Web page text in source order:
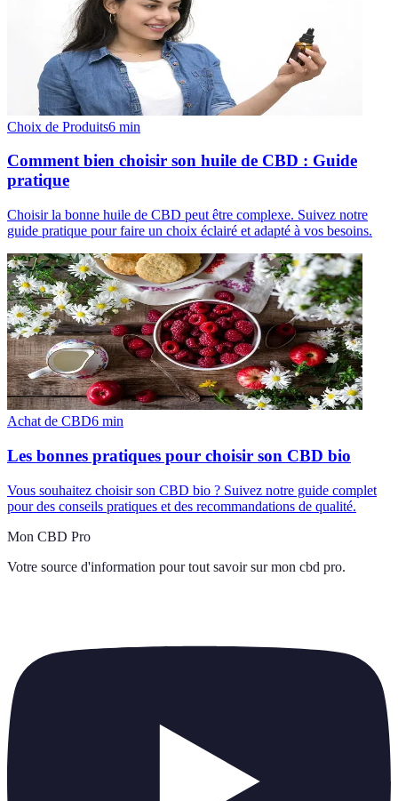
Choix de Produits6 min
Comment bien choisir son huile de CBD : Guide
pratique
Choisir la bonne huile de CBD peut être complexe. Suivez notre
guide pratique pour faire un choix éclairé et adapté à vos besoins.
Achat de CBD6 min
Les bonnes pratiques pour choisir son CBD bio
Vous souhaitez choisir son CBD bio ? Suivez notre guide complet
pour des conseils pratiques et des recommandations de qualité.
Mon CBD Pro
Votre source d'information pour tout savoir sur mon cbd pro.